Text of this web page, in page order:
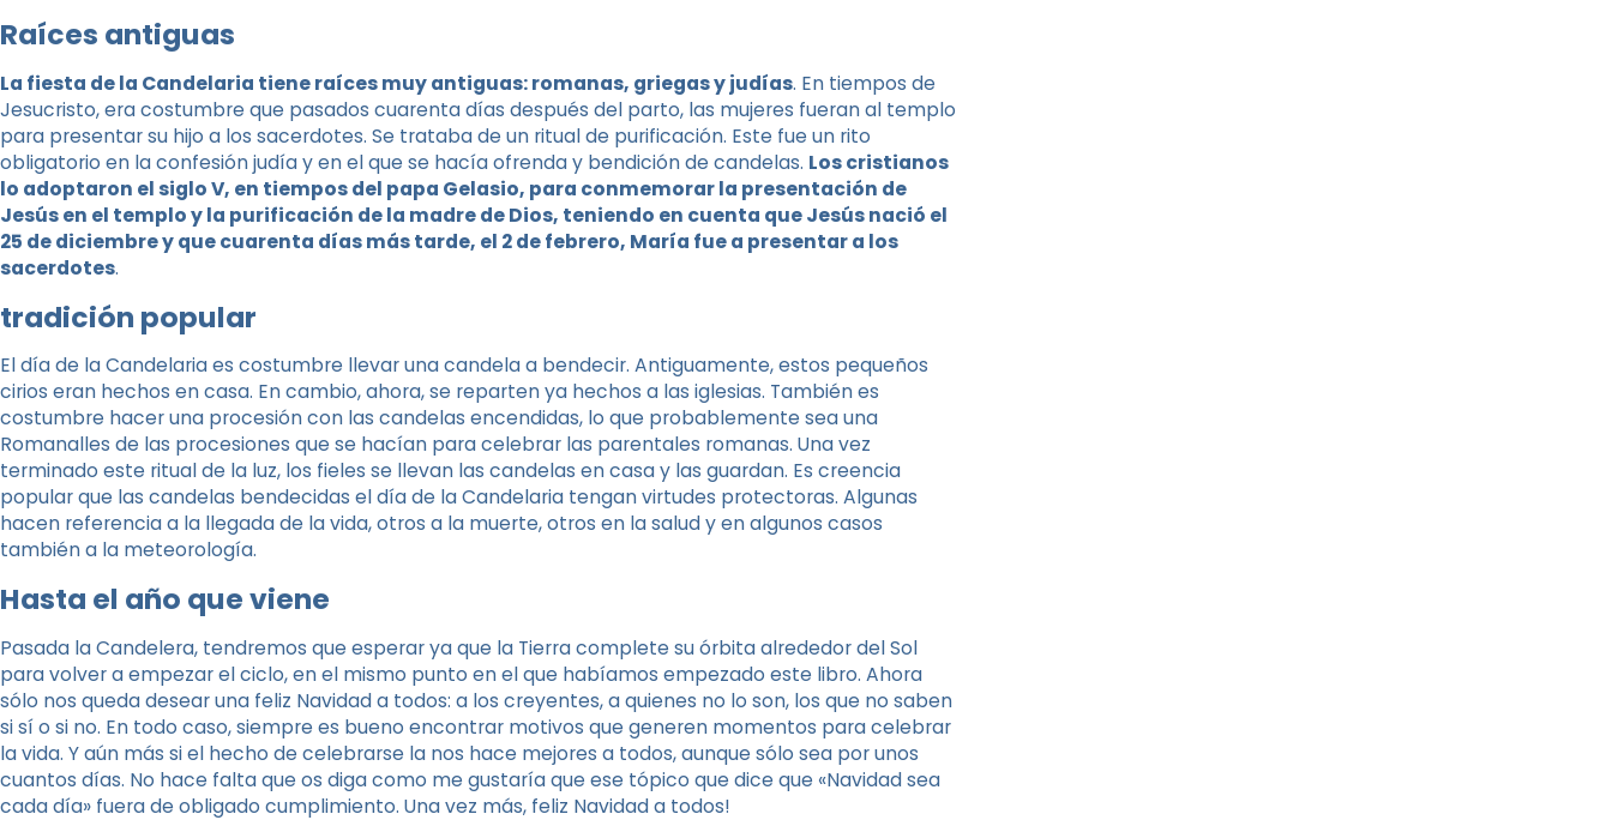
Raíces antiguas
La fiesta de la Candelaria tiene raíces muy antiguas: romanas, griegas y judías. En tiempos de
Jesucristo, era costumbre que pasados ​​cuarenta días después del parto, las mujeres fueran al templo
para presentar su hijo a los sacerdotes. Se trataba de un ritual de purificación. Este fue un rito
obligatorio en la confesión judía y en el que se hacía ofrenda y bendición de candelas. Los cristianos
lo adoptaron el siglo V, en tiempos del papa Gelasio, para conmemorar la presentación de
Jesús en el templo y la purificación de la madre de Dios, teniendo en cuenta que Jesús nació el
25 de diciembre y que cuarenta días más tarde, el 2 de febrero, María fue a presentar a los
sacerdotes.
tradición popular
El día de la Candelaria es costumbre llevar una candela a bendecir. Antiguamente, estos pequeños
cirios eran hechos en casa. En cambio, ahora, se reparten ya hechos a las iglesias. También es
costumbre hacer una procesión con las candelas encendidas, lo que probablemente sea una
Romanalles de las procesiones que se hacían para celebrar las parentales romanas. Una vez
terminado este ritual de la luz, los fieles se llevan las candelas en casa y las guardan. Es creencia
popular que las candelas bendecidas el día de la Candelaria tengan virtudes protectoras. Algunas
hacen referencia a la llegada de la vida, otros a la muerte, otros en la salud y en algunos casos
también a la meteorología.
Hasta el año que viene
Pasada la Candelera, tendremos que esperar ya que la Tierra complete su órbita alrededor del Sol
para volver a empezar el ciclo, en el mismo punto en el que habíamos empezado este libro. Ahora
sólo nos queda desear una feliz Navidad a todos: a los creyentes, a quienes no lo son, los que no saben
si sí o si no. En todo caso, siempre es bueno encontrar motivos que generen momentos para celebrar
la vida. Y aún más si el hecho de celebrarse la nos hace mejores a todos, aunque sólo sea por unos
cuantos días. No hace falta que os diga como me gustaría que ese tópico que dice que «Navidad sea
cada día» fuera de obligado cumplimiento. Una vez más, feliz Navidad a todos!